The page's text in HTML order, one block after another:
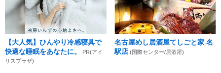
【大人気】ひんやり冷感寝具で
快適な睡眠をあなたに。
PR(アイ
リスプラザ)
名古屋めし居酒屋てしごと家 名
駅店 (国際センター/居酒屋)